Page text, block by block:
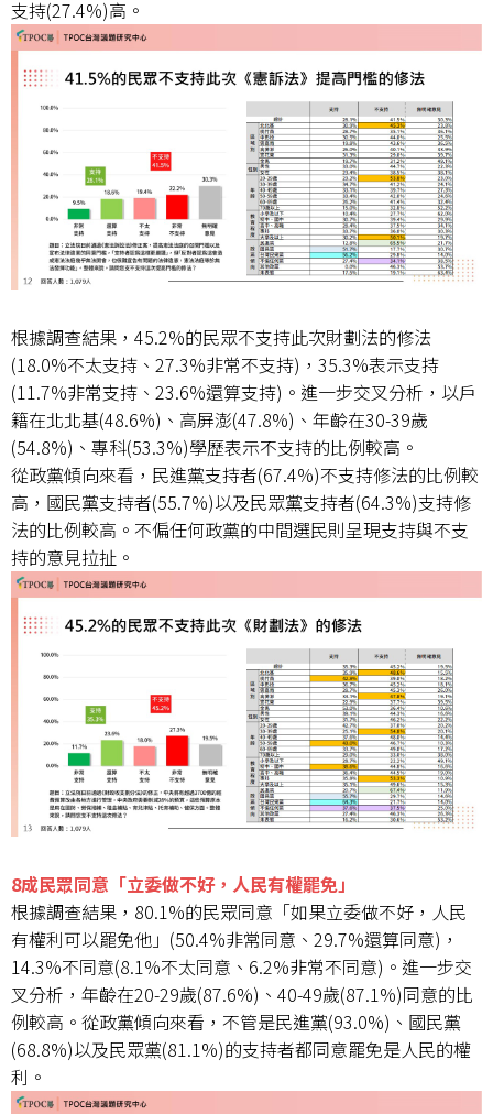
支持(27.4%)高。
根據調查結果，45.2%的民眾不支持此次財劃法的修法
(18.0%不太支持、27.3%非常不支持)，35.3%表示支持
(11.7%非常支持、23.6%還算支持)。進一步交叉分析，以戶
籍在北北基(48.6%)、高屏澎(47.8%)、年齡在30-39歲
(54.8%)、專科(53.3%)學歷表示不支持的比例較高。
從政黨傾向來看，民進黨支持者(67.4%)不支持修法的比例較
高，國民黨支持者(55.7%)以及民眾黨支持者(64.3%)支持修
法的比例較高。不偏任何政黨的中間選民則呈現支持與不支
持的意見拉扯。
8成民眾同意「立委做不好，人民有權罷免」
根據調查結果，80.1%的民眾同意「如果立委做不好，人民
有權利可以罷免他」(50.4%非常同意、29.7%還算同意)，
14.3%不同意(8.1%不太同意、6.2%非常不同意)。進一步交
叉分析，年齡在20-29歲(87.6%)、40-49歲(87.1%)同意的比
例較高。從政黨傾向來看，不管是民進黨(93.0%)、國民黨
(68.8%)以及民眾黨(81.1%)的支持者都同意罷免是人民的權
利。